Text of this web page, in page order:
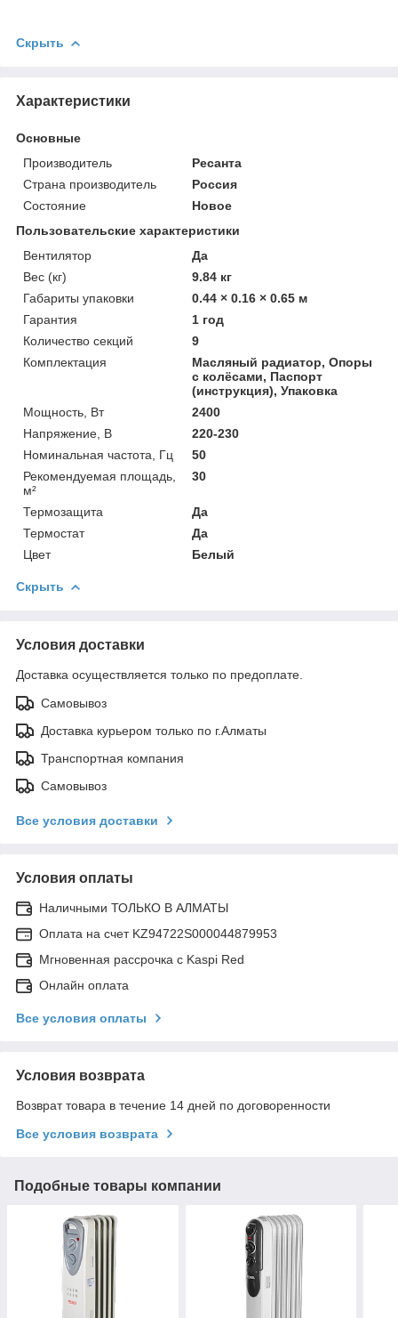
Скрыть
Характеристики
Основные
Производитель
Ресанта
Страна производитель
Россия
Состояние
Новое
Пользовательские характеристики
Вентилятор
Да
Вес (кг)
9.84 кг
Габариты упаковки
0.44 × 0.16 × 0.65 м
Гарантия
1 год
Количество секций
9
Комплектация
Масляный радиатор, Опоры
с колёсами, Паспорт
(инструкция), Упаковка
Мощность, Вт
2400
Напряжение, В
220-230
Номинальная частота, Гц
50
Рекомендуемая площадь,
м²
30
Термозащита
Да
Термостат
Да
Цвет
Белый
Скрыть
Условия доставки
Доставка осуществляется только по предоплате.
Самовывоз
Доставка курьером только по г.Алматы
Транспортная компания
Самовывоз
Все условия доставки
Условия оплаты
Наличными ТОЛЬКО В АЛМАТЫ
Оплата на счет KZ94722S000044879953
Мгновенная рассрочка с Kaspi Red
Онлайн оплата
Все условия оплаты
Условия возврата
Возврат товара в течение 14 дней по договоренности
Все условия возврата
Подобные товары компании